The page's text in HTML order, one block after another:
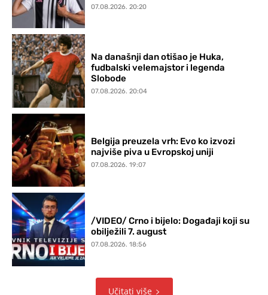
07.08.2026. 20:20
Na današnji dan otišao je Huka,
fudbalski velemajstor i legenda
Slobode
07.08.2026. 20:04
Belgija preuzela vrh: Evo ko izvozi
najviše piva u Evropskoj uniji
07.08.2026. 19:07
/VIDEO/ Crno i bijelo: Događaji koji su
obilježili 7. august
07.08.2026. 18:56
Učitati više